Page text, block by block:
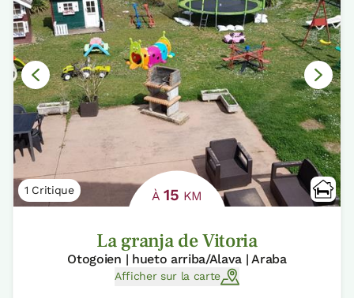
1 Critique À15 KM
La granja de Vitoria
Otogoien | hueto arriba/Alava | Araba
Afficher sur la carte